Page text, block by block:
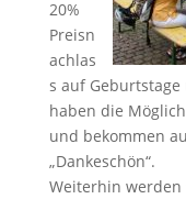
20%
Preisn
achlas
s auf
haben die
und bekommen
„Dankeschön“.
Weiterhin